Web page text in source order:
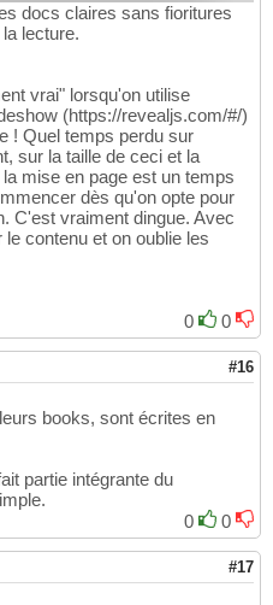
docs claires sans fioritures
lecture.
vrai" lorsqu'on utilise
(https://revealjs.com/#/)
! Quel temps perdu sur
sur la taille de ceci et la
mise en page est un temps
dès qu'on opte pour
C'est vraiment dingue. Avec
contenu et on oublie les
0
0
#16
books, sont écrites en
partie intégrante du
0
0
#17